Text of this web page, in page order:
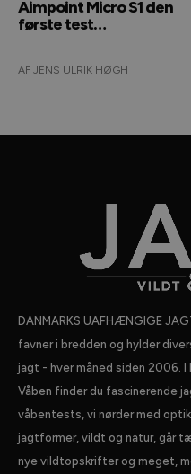
Aimpoint Micro S1 den
første test…
AF JENS ULRIK HØGH
DANMARKS UAFHÆNGIGE
favner i bredden og hylder
jagt - hver måned siden 2006.
Våben finder du fascinerende
våbentests, vi nørder med
jagtformer, vildt og natur, går
nye vildtopskrifter og meget,